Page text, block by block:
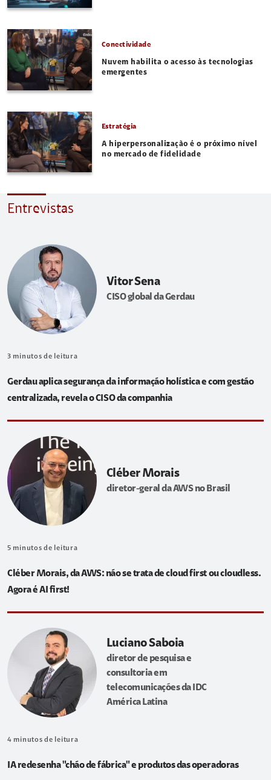
Conectividade
Nuvem habilita o acesso às tecnologias
emergentes
Estratégia
A hiperpersonalização é o próximo nível
no mercado de fidelidade
Entrevistas
Vitor Sena
CISO global da Gerdau
3 minutos de leitura
Gerdau aplica segurança da informação holística e com gestão
centralizada, revela o CISO da companhia
Cléber Morais
diretor-geral da AWS no Brasil
5 minutos de leitura
Cléber Morais, da AWS: não se trata de cloud first ou cloudless.
Agora é AI first!
Luciano Saboia
diretor de pesquisa e
consultoria em
telecomunicações da IDC
América Latina
4 minutos de leitura
IA redesenha "chão de fábrica" e produtos das operadoras